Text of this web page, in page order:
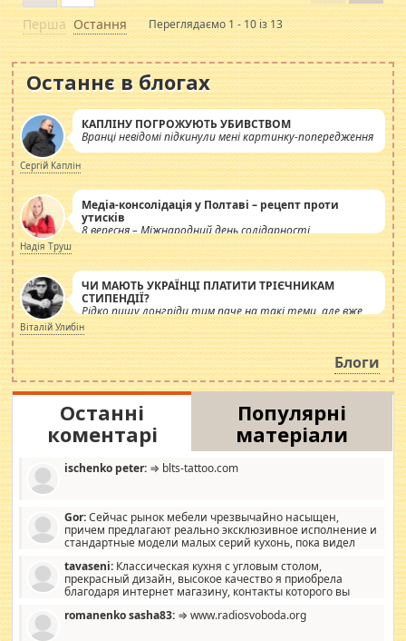
Перша Остання Переглядаємо 1 - 10 із 13
Останнє в блогах
КАПЛІНУ ПОГРОЖУЮТЬ УБИВСТВОМ
Вранці невідомі підкинули мені картинку-попередження
Сергій Каплін
Медіа-консолідація у Полтаві – рецепт проти
утисків
8 вересня – Міжнародний день солідарності
журналістів.
Надія Труш
ЧИ МАЮТЬ УКРАЇНЦІ ПЛАТИТИ ТРІЄЧНИКАМ
СТИПЕНДІЇ?
Рідко пишу лонгріди тим паче на такі теми, але вже
просто дістало! Обурюють сьогоднішні інсенуації
навколо стипендіального питання. Штучно
роздувається ще одна соціальна катастрофа.
Віталій Улибін
Блоги
Останні
коментарі
Популярні
матеріали
ischenko peter: ⇒ blts-tattoo.com
Gor:Сейчас рынок мебели чрезвычайно насыщен,
причем предлагают реально эксклюзивное исполнение и
стандартные модели малых серий кухонь, пока видел
стандартные формы, в MebelOk, креативненько и что главное -
со вкусом все в порядке, без ненужных наворотов удорожающих
мебель, а это не последний фактор.
tavaseni: Классическая кухня с угловым столом,
прекрасный дизайн, высокое качество я приобрела
благодаря интернет магазину, контакты которого вы
romanenko sasha83: ⇒ www.radiosvoboda.org